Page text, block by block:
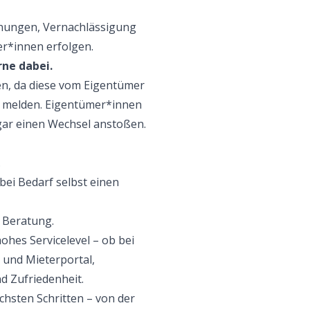
Vernachlässigung
erfolgen.
dabei.
da diese vom Eigentümer
Eigentümer*innen
einen Wechsel anstoßen.
Bedarf selbst einen
Servicelevel – ob bei
Mieterportal,
Zufriedenheit.
Schritten – von der